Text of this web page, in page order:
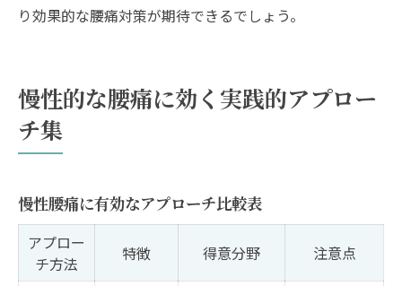
り効果的な腰痛対策が期待できるでしょう。
慢性的な腰痛に効く実践的アプロー
チ集
慢性腰痛に有効なアプローチ比較表
アプロー
チ方法
特徴 得意分野 注意点